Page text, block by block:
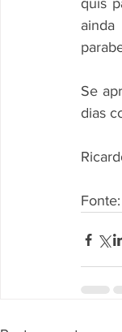
quis
Se
dias